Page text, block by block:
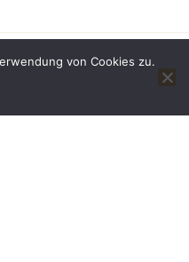
von Cookies zu.